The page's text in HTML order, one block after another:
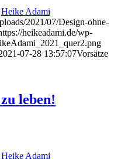
Heike Adami
2021/07/Design-ohne-
heikeadami.de/wp-
07-28 13:57:07Vorsätze
leben!
Heike Adami